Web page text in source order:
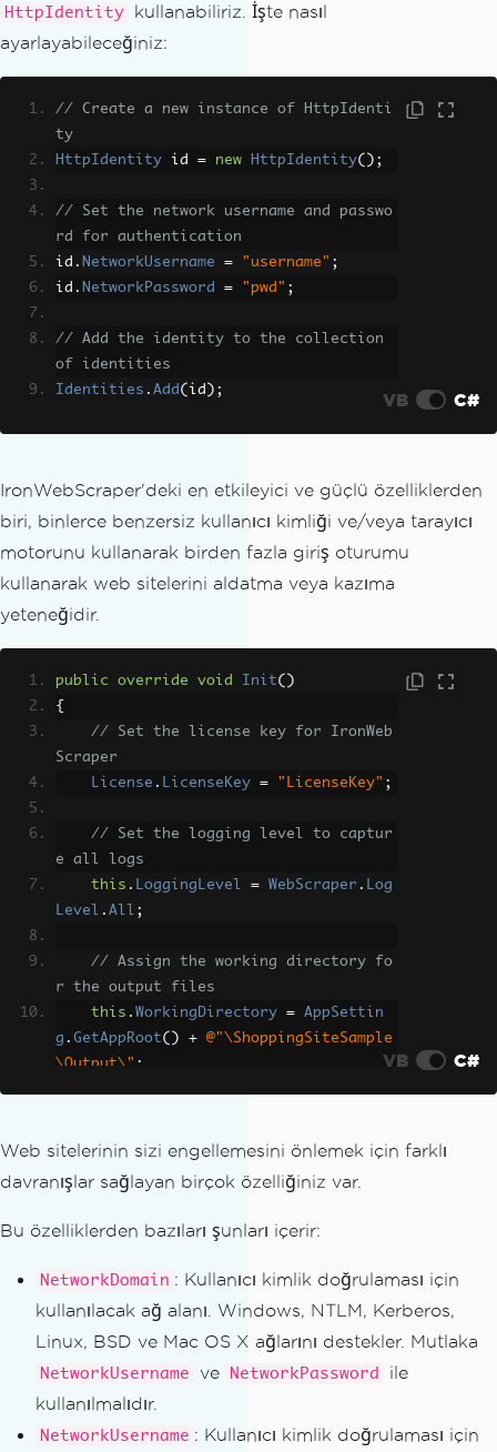
HttpIdentity
kullanabiliriz. İşte nasıl
ayarlayabileceğiniz:
// Create a new instance of HttpIdenti
ty
HttpIdentity id = new HttpIdentity();
// Set the network username and passwo
rd for authentication
id . NetworkUsername = "username" ;
id . NetworkPassword = "pwd" ;
// Add the identity to the collection
of identities
Identities . Add ( id ); VB C#
IronWebScraper'deki en etkileyici ve güçlü özelliklerden
biri, binlerce benzersiz kullanıcı kimliği ve/veya tarayıcı
motorunu kullanarak birden fazla giriş oturumu
kullanarak web sitelerini aldatma veya kazıma
yeteneğidir.
public override void Init()
{
// Set the license key for IronWeb
Scraper
License . LicenseKey = "LicenseKey" ;
// Set the logging level to captur
e all logs
this . LoggingLevel = WebScraper . Log
Level . All ;
// Assign the working directory fo
r the output files
this . WorkingDirectory =
AppSettin
g . GetAppRoot() +
@"\ShoppingSiteSample
\Output\" ;
var proxies
"IP-Proxy1:8080,IP-P
top user agents
ChromeDesktopUserAgen
ts)
{
// Iterate over the proxies
foreach
// Add a new HTTP identity
VB C#
Web sitelerinin sizi engellemesini önlemek için farklı
davranışlar sağlayan birçok özelliğiniz var.
Bu özelliklerden bazıları şunları içerir:
NetworkDomain : Kullanıcı kimlik doğrulaması için
kullanılacak ağ alanı. Windows, NTLM, Kerberos,
Linux, BSD ve Mac OS X ağlarını destekler. Mutlaka
NetworkUsername ve NetworkPassword
ile
kullanılmalıdır.
NetworkUsername : Kullanıcı kimlik doğrulaması için